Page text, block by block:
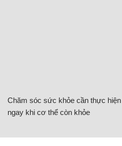
Chăm sóc sức khỏe cần thực hiện
ngay khi cơ thể còn khỏe